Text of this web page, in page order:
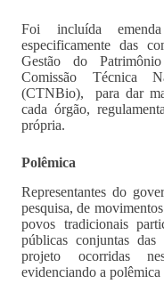
Foi incluída
especificamente das
Gestão do
Comissão Técnica
(CTNBio), para dar
cada órgão,
própria.
Polêmica
Representantes do
pesquisa, de
povos tradicionais
públicas conjuntas das
projeto ocorridas
evidenciando a